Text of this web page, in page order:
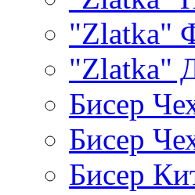
"Zlatka"
"Zlatka"
Бисер
Бисер
Бисер